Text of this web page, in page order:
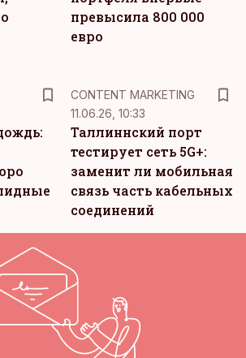
превысила 800 000
евро
CONTENT MARKETING
11.06.26, 10:33
Таллиннский порт
тестирует сеть 5G+:
заменит ли мобильная
связь часть кабельных
соединений